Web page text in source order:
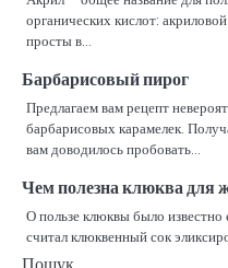
органических кислот:
просты в…
Барбарисовый пирог
Предлагаем вам рецепт
барбарисовых карамелек.
вам доводилось пробовать…
Чем полезна клюква для
О пользе клюквы было
считал клюквенный сок